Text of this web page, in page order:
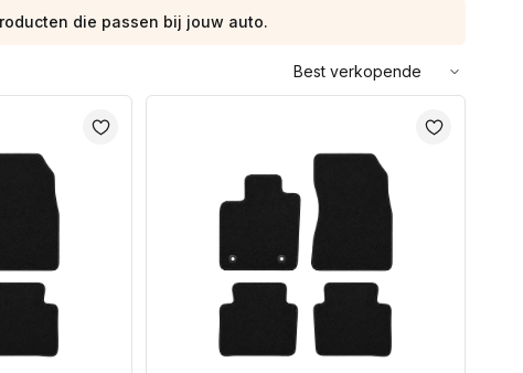
die passen bij jouw auto.
Sorteer